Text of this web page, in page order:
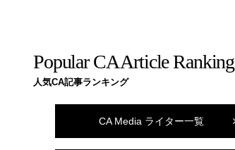
Popular CA Article Ranking
人気CA記事ランキング
CA Media ライター一覧